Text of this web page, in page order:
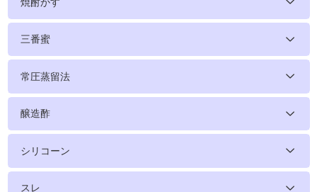
三番蜜
常圧蒸留法
醸造酢
シリコーン
スレ